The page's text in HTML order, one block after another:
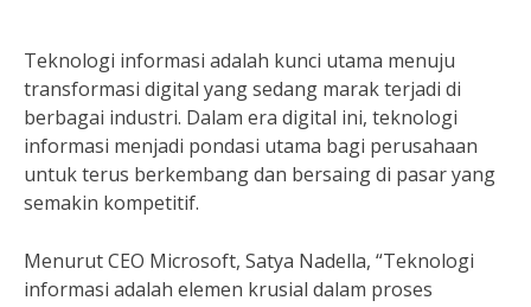
Teknologi informasi adalah kunci utama menuju
transformasi digital yang sedang marak terjadi di
berbagai industri. Dalam era digital ini, teknologi
informasi menjadi pondasi utama bagi perusahaan
untuk terus berkembang dan bersaing di pasar yang
semakin kompetitif.
Menurut CEO Microsoft, Satya Nadella, “Teknologi
informasi adalah elemen krusial dalam proses